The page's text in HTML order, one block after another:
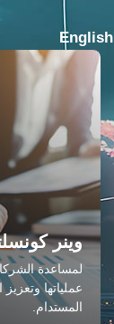
وينر
لمساعدة
عملياتها
المستدام.
English